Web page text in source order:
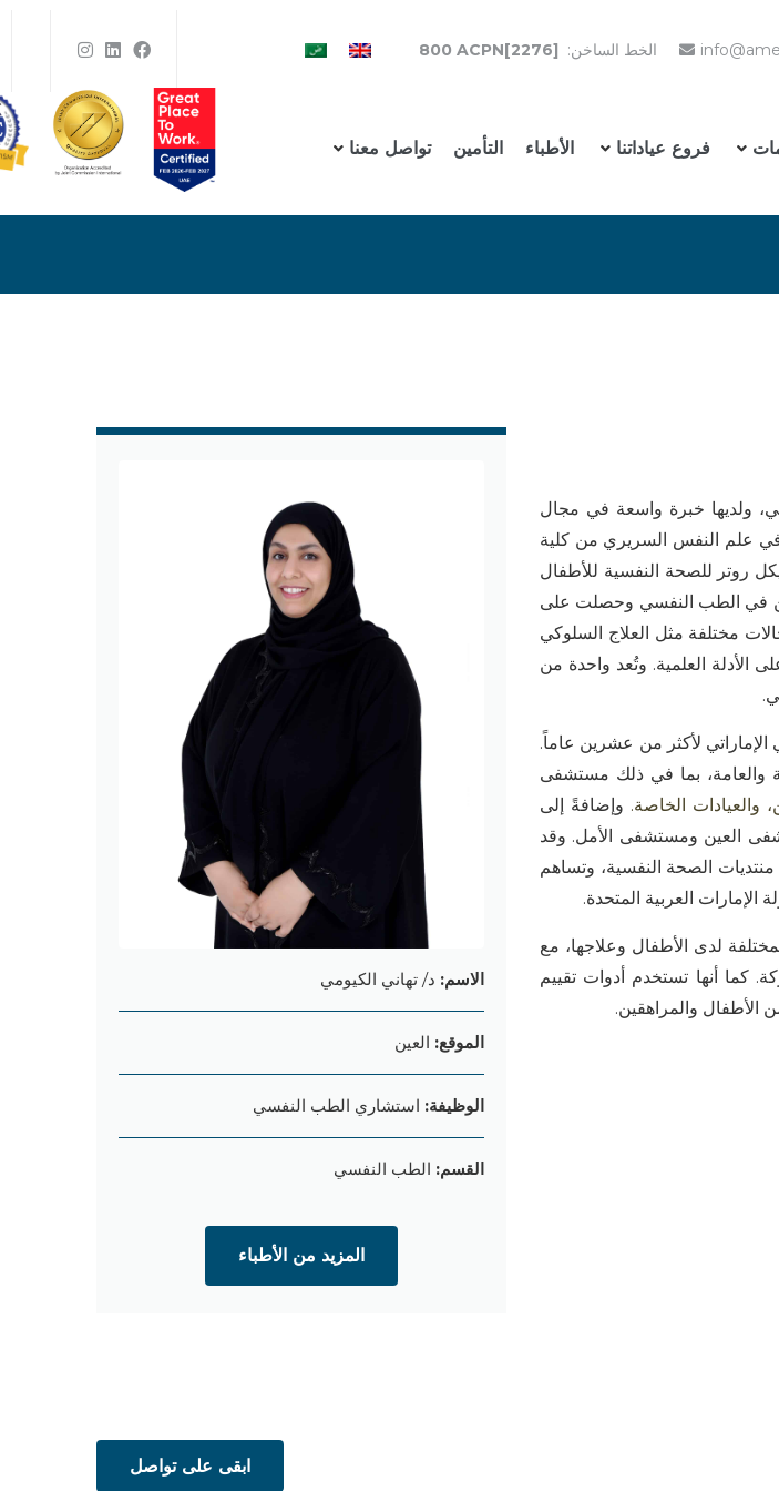
الخط الساخن:800 ACPN[2276]
فروع عياداتنا الأطباء التأمين تواصل معنا
ولديها خبرة واسعة في مجال
في علم النفس السريري من كلية
روتر للصحة النفسية للأطفال
في الطب النفسي وحصلت على
مختلفة مثل العلاج السلوكي
الأدلة العلمية. وتُعد واحدة من
.
لأكثر من عشرين عاماً.
بما في ذلك مستشفى
والعيادات الخاصة. وإضافةً إلى
العين ومستشفى الأمل. وقد
الصحة النفسية، وتساهم
العربية المتحدة.
لدى الأطفال وعلاجها، مع
.كما أنها تستخدم أدوات تقييم
والمراهقين.
الاسم: د/ تهاني الكيومي
الموقع: العين
الوظيفة: استشاري الطب النفسي
القسم: الطب النفسي
المزيد من الأطباء
ابقى على تواصل